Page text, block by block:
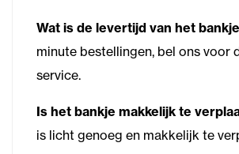
Wat is de levertijd van het
minute bestellingen, bel ons voor
service.
Is het bankje makkelijk te
is licht genoeg en makkelijk te